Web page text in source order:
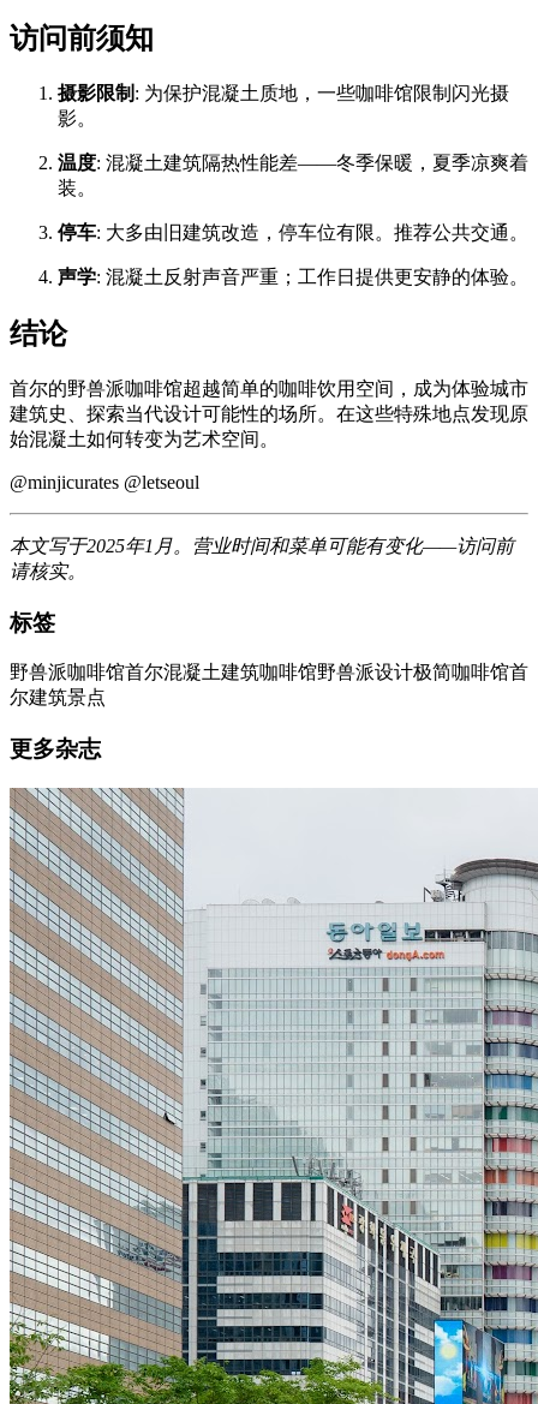
访问前须知
摄影限制 : 为保护混凝土质地，一些咖啡馆限制闪光摄
影。
温度: 混凝土建筑隔热性能差——冬季保暖，夏季凉爽着
装。
停车: 大多由旧建筑改造，停车位有限。推荐公共交通。
声学: 混凝土反射声音严重；工作日提供更安静的体验。
结论
首尔的野兽派咖啡馆超越简单的咖啡饮用空间，成为体验城市
建筑史、探索当代设计可能性的场所。在这些特殊地点发现原
始混凝土如何转变为艺术空间。
@minjicurates @letseoul
本文写于2025年1月。营业时间和菜单可能有变化——访问前
请核实。
标签
野兽派咖啡馆首尔混凝土建筑咖啡馆野兽派设计极简咖啡馆首
尔建筑景点
更多杂志